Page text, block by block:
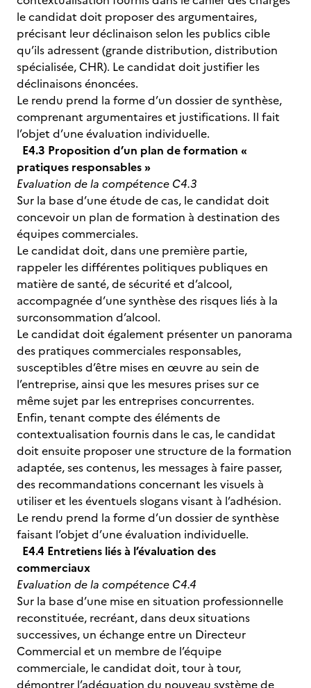
le candidat doit proposer des argumentaires,
précisant leur déclinaison selon les publics cible
qu’ils adressent (grande distribution, distribution
spécialisée, CHR). Le candidat doit justifier les
déclinaisons énoncées.
Le rendu prend la forme d’un dossier de synthèse,
comprenant argumentaires et justifications. Il fait
l’objet d’une évaluation individuelle.
E4.3 Proposition d’un plan de formation «
pratiques responsables »
Evaluation de la compétence C4.3
Sur la base d’une étude de cas, le candidat doit
concevoir un plan de formation à destination des
équipes commerciales.
Le candidat doit, dans une première partie,
rappeler les différentes politiques publiques en
matière de santé, de sécurité et d’alcool,
accompagnée d’une synthèse des risques liés à la
surconsommation d’alcool.
Le candidat doit également présenter un panorama
des pratiques commerciales responsables,
susceptibles d’être mises en œuvre au sein de
l’entreprise, ainsi que les mesures prises sur ce
même sujet par les entreprises concurrentes.
Enfin, tenant compte des éléments de
contextualisation fournis dans le cas, le candidat
doit ensuite proposer une structure de la formation
adaptée, ses contenus, les messages à faire passer,
des recommandations concernant les visuels à
utiliser et les éventuels slogans visant à l’adhésion.
Le rendu prend la forme d’un dossier de synthèse
faisant l’objet d’une évaluation individuelle.
E4.4 Entretiens liés à l’évaluation des
commerciaux
Evaluation de la compétence C4.4
Sur la base d’une mise en situation professionnelle
reconstituée, recréant, dans deux situations
successives, un échange entre un Directeur
Commercial et un membre de l’équipe
commerciale, le candidat doit, tour à tour,
démontrer l’adéquation du nouveau système de